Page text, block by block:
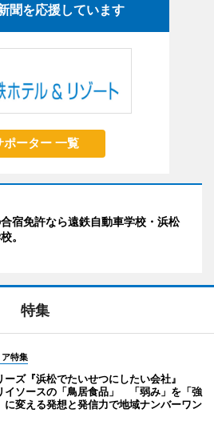
聞を応援しています
ポーター 一覧
宿免許なら遠鉄自動車学校・浜松
。
特集
ア特集
ーズ『浜松でたいせつにしたい会社』
イソースの「鳥居食品」 「弱み」を「強
に変える発想と発信力で地域ナンバーワン